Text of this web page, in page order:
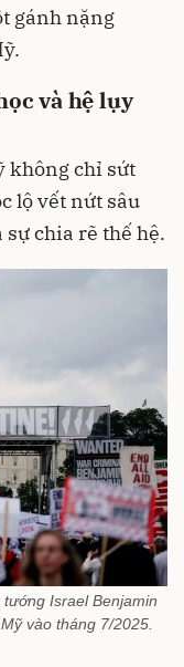
gánh nặng
và hệ lụy
không chỉ sứt
lộ vết nứt sâu
chia rẽ thế hệ.
Israel Benjamin
vào tháng 7/2025.